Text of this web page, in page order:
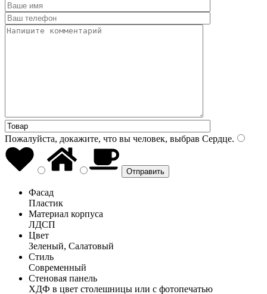
Пожалуйста, докажите, что вы человек, выбрав Сердце.
Фасад
Пластик
Материал корпуса
ЛДСП
Цвет
Зеленый, Салатовый
Стиль
Современный
Стеновая панель
ХДФ в цвет столешницы или с фотопечатью